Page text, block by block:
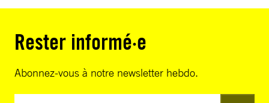
Rester informé·e
Abonnez-vous à notre newsletter hebdo.